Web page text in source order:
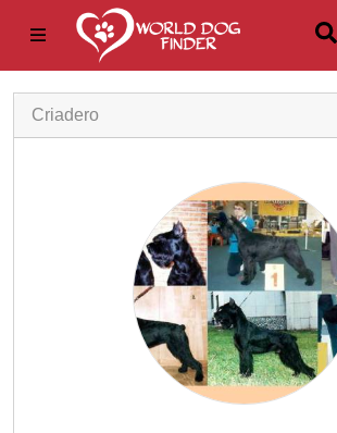
Criadero